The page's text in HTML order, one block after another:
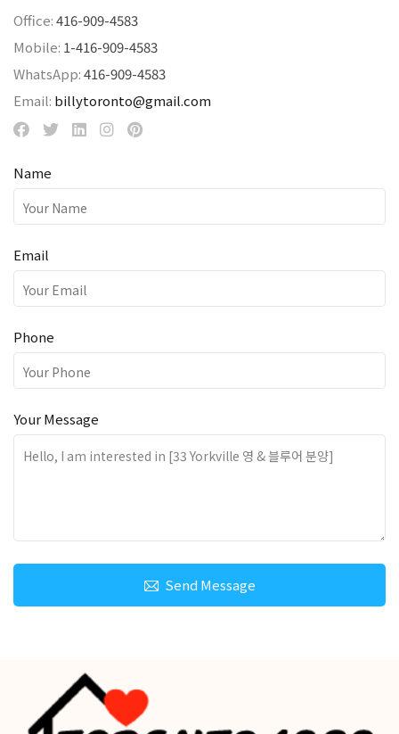
Office:416-909-4583
Mobile: 1-416-909-4583
WhatsApp:416-909-4583
Email: billytoronto@gmail.com
Name
Email
Phone
Your Message
Send Message